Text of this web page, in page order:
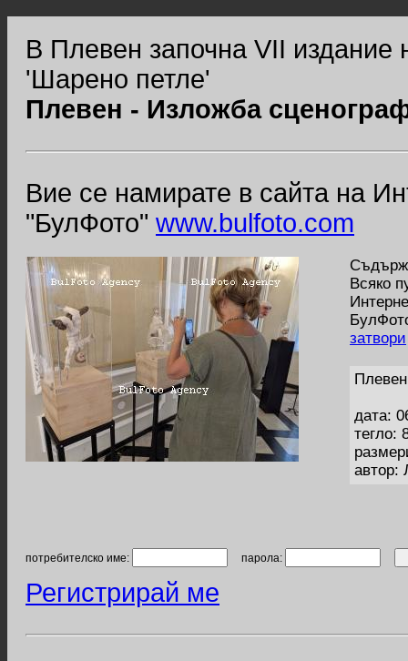
В Плевен започна VII издание
'Шарено петле'
Плевен - Изложба
Вие се намирате в сайта на
"БулФото" www.bulfoto.com
Всяко
затвори
дата:
тегло:
автор:
потребителско име: парола:
Регистрирай ме